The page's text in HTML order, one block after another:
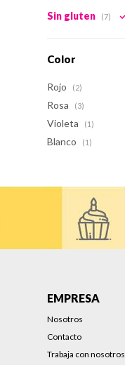
Sin gluten (7)
Color
Rojo (2)
Rosa (3)
Violeta (1)
Blanco (1)
EMPRESA
Nosotros
Contacto
Trabaja con nosotros